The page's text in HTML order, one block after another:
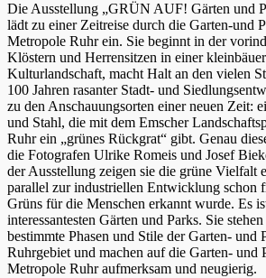
Die Ausstellung „GRÜN AUF! Gärten und
lädt zu einer Zeitreise durch die Garten-und
Metropole Ruhr ein. Sie beginnt in der
Klöstern und Herrensitzen in einer
Kulturlandschaft, macht Halt an den vielen
100 Jahren rasanter Stadt- und
zu den Anschauungsorten einer neuen Zeit:
und Stahl, die mit dem Emscher
Ruhr ein „grünes Rückgrat“ gibt. Genau
die Fotografen Ulrike Romeis und Josef
der Ausstellung zeigen sie die grüne Vielfalt
parallel zur industriellen Entwicklung schon
Grüns für die Menschen erkannt wurde. Es
interessantesten Gärten und Parks. Sie
bestimmte Phasen und Stile der Garten- und
Ruhrgebiet und machen auf die Garten- und
Metropole Ruhr aufmerksam und neugierig.